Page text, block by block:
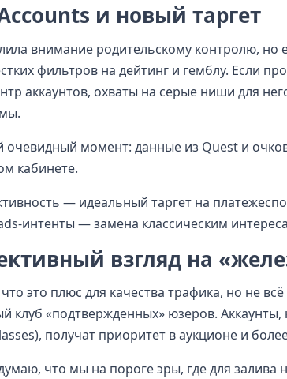
и новый таргет
внимание родительскому контролю, но
фильтров на дейтинг и гемблу. Если
аккаунтов, охваты на серые ниши для
очевидный момент: данные из Quest и
кабинете.
— идеальный таргет на
интенты — замена классическим
взгляд на
это плюс для качества трафика, но не
клуб «подтвержденных» юзеров.
получат приоритет в аукционе и
что мы на пороге эры, где для